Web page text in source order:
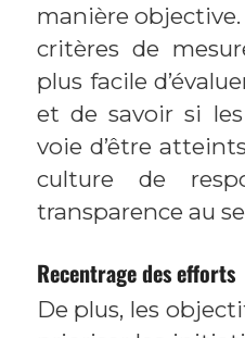
manière
critères de
plus facile
et de savoir si
voie d’être
culture de
transparence au
Recentrage des efforts
De plus, les